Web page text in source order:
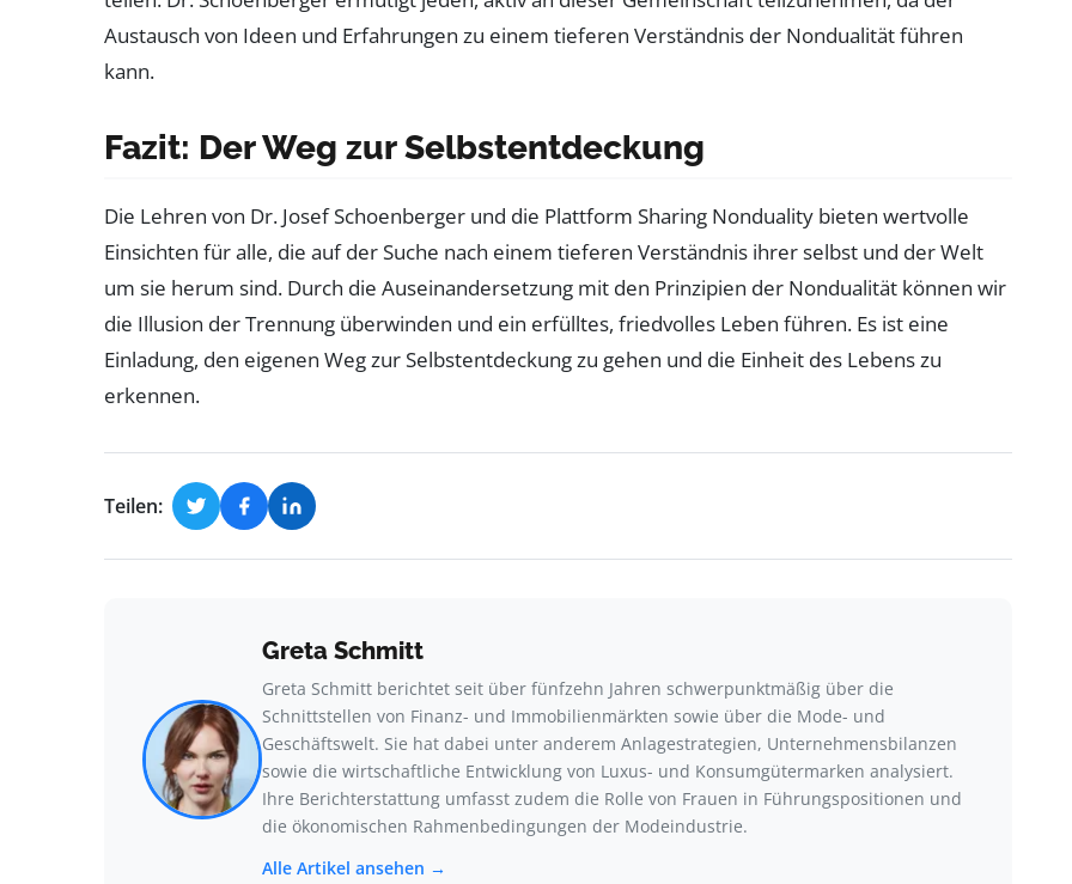
Austausch von Ideen und Erfahrungen zu einem tieferen Verständnis der Nondualität führen
kann.
Fazit: Der Weg zur Selbstentdeckung
Die Lehren von Dr. Josef Schoenberger und die Plattform Sharing Nonduality bieten wertvolle
Einsichten für alle, die auf der Suche nach einem tieferen Verständnis ihrer selbst und der Welt
um sie herum sind. Durch die Auseinandersetzung mit den Prinzipien der Nondualität können wir
die Illusion der Trennung überwinden und ein erfülltes, friedvolles Leben führen. Es ist eine
Einladung, den eigenen Weg zur Selbstentdeckung zu gehen und die Einheit des Lebens zu
erkennen.
Teilen:
Greta Schmitt
Greta Schmitt berichtet seit über fünfzehn Jahren schwerpunktmäßig über die
Schnittstellen von Finanz- und Immobilienmärkten sowie über die Mode- und
Geschäftswelt. Sie hat dabei unter anderem Anlagestrategien, Unternehmensbilanzen
sowie die wirtschaftliche Entwicklung von Luxus- und Konsumgütermarken analysiert.
Ihre Berichterstattung umfasst zudem die Rolle von Frauen in Führungspositionen und
die ökonomischen Rahmenbedingungen der Modeindustrie.
Alle Artikel ansehen →